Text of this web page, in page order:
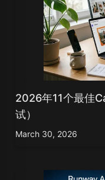
2026年11个最佳
试）
March 30, 2026